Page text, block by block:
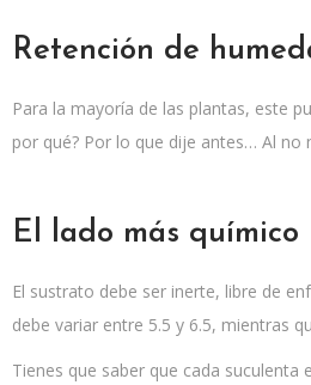
Retención de
Para la mayoría de las plantas, este
por qué? Por lo que dije antes… Al
El lado más químico
El sustrato debe ser inerte, libre de
debe variar entre 5.5 y 6.5, mientras
Tienes que saber que cada